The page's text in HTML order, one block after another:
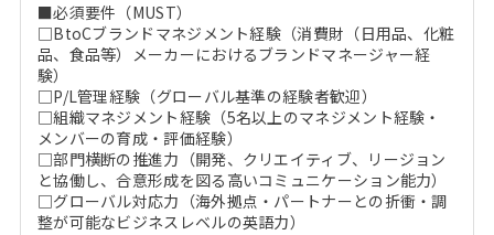
■必須要件（MUST）
□BtoCブランドマネジメント経験（消費財（日用品、化粧
品、食品等）メーカーにおけるブランドマネージャー経
験）
□P/L管理経験（グローバル基準の経験者歓迎）
□組織マネジメント経験（5名以上のマネジメント経験・
メンバーの育成・評価経験）
□部門横断の推進力（開発、クリエイティブ、リージョン
と協働し、合意形成を図る高いコミュニケーション能力）
□グローバル対応力（海外拠点・パートナーとの折衝・調
整が可能なビジネスレベルの英語力）